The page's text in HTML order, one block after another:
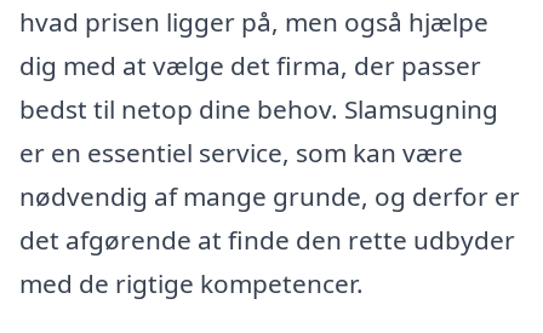
hvad prisen ligger på, men også hjælpe
dig med at vælge det firma, der passer
bedst til netop dine behov. Slamsugning
er en essentiel service, som kan være
nødvendig af mange grunde, og derfor er
det afgørende at finde den rette udbyder
med de rigtige kompetencer.